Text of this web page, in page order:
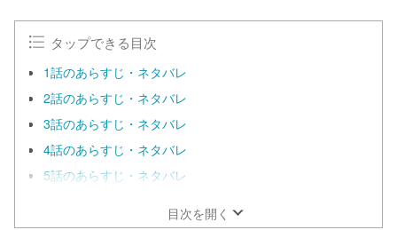
タップできる目次
1話のあらすじ・ネタバレ
2話のあらすじ・ネタバレ
3話のあらすじ・ネタバレ
4話のあらすじ・ネタバレ
5話のあらすじ・ネタバレ
目次を開く